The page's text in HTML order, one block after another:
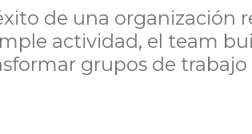
de una organización
actividad, el team
grupos de